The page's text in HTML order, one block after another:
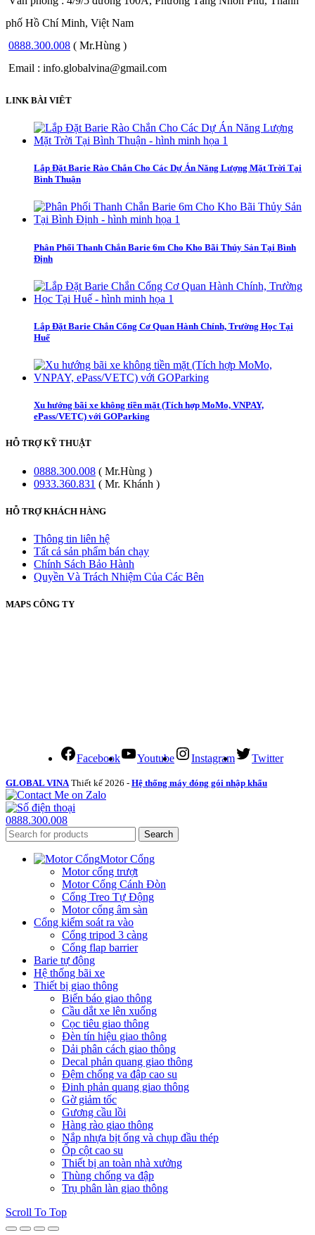
phố Hồ Chí Minh, Việt Nam
0888.300.008 ( Mr.Hùng )
Email : info.globalvina@gmail.com
LINK BÀI VIÊT
Lắp Đặt Barie Rào Chắn Cho Các Dự Án Năng Lượng Mặt Trời Tại
Bình Thuận
Phân Phối Thanh Chắn Barie 6m Cho Kho Bãi Thủy Sản Tại Bình
Định
Lắp Đặt Barie Chắn Cổng Cơ Quan Hành Chính, Trường Học Tại
Huế
Xu hướng bãi xe không tiền mặt (Tích hợp MoMo, VNPAY,
ePass/VETC) với GOParking
HỖ TRỢ KỸ THUẬT
0888.300.008 ( Mr.Hùng )
0933.360.831 ( Mr. Khánh )
HỖ TRỢ KHÁCH HÀNG
Thông tin liên hệ
Tất cả sản phẩm bán chạy
Chính Sách Bảo Hành
Quyền Và Trách Nhiệm Của Các Bên
MAPS CÔNG TY
Facebook Youtube Instagram Twitter
GLOBAL VINA Thiết kế 2026 - Hệ thống máy đóng gói nhập khẩu
0888.300.008
Search
Motor Cổng
Motor cổng trượt
Motor Cổng Cánh Đòn
Cổng Treo Tự Động
Motor cổng âm sàn
Cổng kiểm soát ra vào
Cổng tripod 3 càng
Cổng flap barrier
Barie tự động
Hệ thống bãi xe
Thiết bị giao thông
Biển báo giao thông
Cầu dắt xe lên xuống
Cọc tiêu giao thông
Đèn tín hiệu giao thông
Dải phân cách giao thông
Decal phản quang giao thông
Đệm chống va đập cao su
Đinh phản quang giao thông
Gờ giảm tốc
Gương cầu lồi
Hàng rào giao thông
Nắp nhựa bịt ống và chụp đầu thép
Ốp cột cao su
Thiết bị an toàn nhà xưởng
Thùng chống va đập
Trụ phân làn giao thông
Scroll To Top